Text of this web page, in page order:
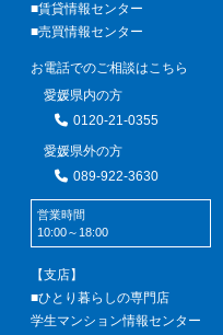
■賃貸情報センター
■売買情報センター
お電話でのご相談はこちら
愛媛県内の方
0120-21-0355
愛媛県外の方
089-922-3630
営業時間
10:00～18:00
【支店】
■ひとり暮らしの専門店
学生マンション情報センター